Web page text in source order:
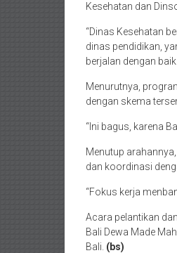
Kesehatan dan
“Dinas Kesehatan
dinas pendidikan,
berjalan dengan
Menurutnya,
dengan skema
“Ini bagus, karena
Menutup
dan koordinasi
“Fokus kerja
Acara pelantikan
Bali Dewa Made
Bali. (bs)